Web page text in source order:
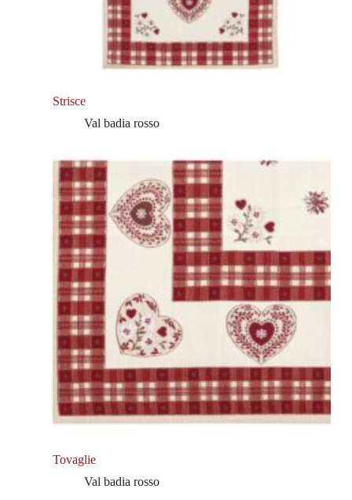
Strisce
Val badia rosso
Tovaglie
Val badia rosso